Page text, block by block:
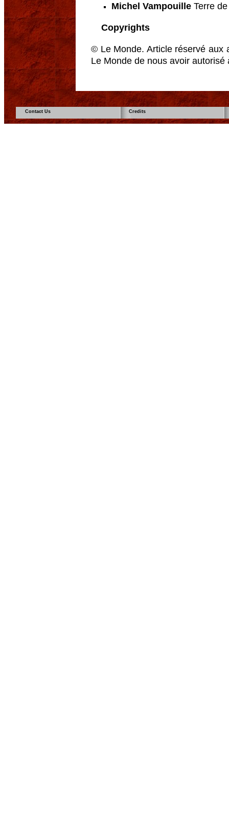
Michel Vampouille Terre
Copyrights
© Le Monde. Article réservé aux
Le Monde de nous avoir autorisé
Contact Us Credits